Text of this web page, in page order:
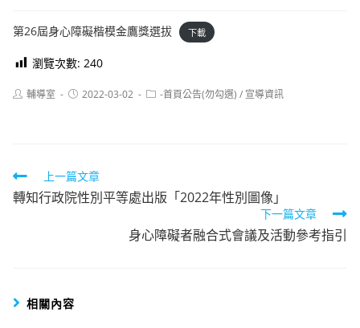
第26屆身心障礙楷模金鷹獎選拔 下載
瀏覽次數: 240
Post輔導室
Post2022-03-02
Post-首頁公告(勿勾選) / 宣導資訊
Read
more
上一篇文章
轉知行政院性別平等處出版「2022年性別圖像」
下一篇文章
身心障礙者融合式會議及活動參考指引
相關內容